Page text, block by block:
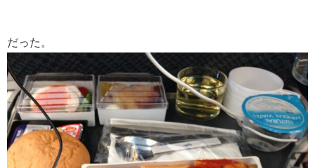
だった。